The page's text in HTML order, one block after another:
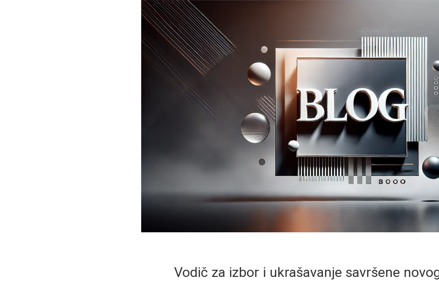
Vodič za izbor i ukrašavanje savršene